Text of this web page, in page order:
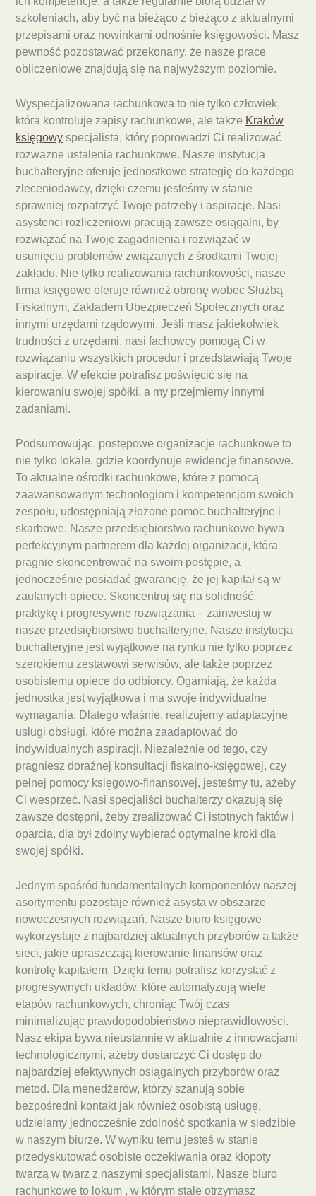
szkoleniach, aby być na bieżąco z bieżąco z aktualnymi
przepisami oraz nowinkami odnośnie księgowości. Masz
pewność pozostawać przekonany, że nasze prace
obliczeniowe znajdują się na najwyższym poziomie.
Wyspecjalizowana rachunkowa to nie tylko człowiek,
która kontroluje zapisy rachunkowe, ale także Kraków
księgowy specjalista, który poprowadzi Ci realizować
rozważne ustalenia rachunkowe. Nasze instytucja
buchalteryjne oferuje jednostkowe strategię do każdego
zleceniodawcy, dzięki czemu jesteśmy w stanie
sprawniej rozpatrzyć Twoje potrzeby i aspiracje. Nasi
asystenci rozliczeniowi pracują zawsze osiągalni, by
rozwiązać na Twoje zagadnienia i rozwiązać w
usunięciu problemów związanych z środkami Twojej
zakładu. Nie tylko realizowania rachunkowości, nasze
firma księgowe oferuje również obronę wobec Służbą
Fiskalnym, Zakładem Ubezpieczeń Społecznych oraz
innymi urzędami rządowymi. Jeśli masz jakiekolwiek
trudności z urzędami, nasi fachowcy pomogą Ci w
rozwiązaniu wszystkich procedur i przedstawiają Twoje
aspiracje. W efekcie potrafisz poświęcić się na
kierowaniu swojej spółki, a my przejmiemy innymi
zadaniami.
Podsumowując, postępowe organizacje rachunkowe to
nie tylko lokale, gdzie koordynuje ewidencję finansowe.
To aktualne ośrodki rachunkowe, które z pomocą
zaawansowanym technologiom i kompetencjom swoich
zespołu, udostępniają złożone pomoc buchalteryjne i
skarbowe. Nasze przedsiębiorstwo rachunkowe bywa
perfekcyjnym partnerem dla każdej organizacji, która
pragnie skoncentrować na swoim postępie, a
jednocześnie posiadać gwarancję, że jej kapitał są w
zaufanych opiece. Skoncentruj się na solidność,
praktykę i progresywne rozwiązania – zainwestuj w
nasze przedsiębiorstwo buchalteryjne. Nasze instytucja
buchalteryjne jest wyjątkowe na rynku nie tylko poprzez
szerokiemu zestawowi serwisów, ale także poprzez
osobistemu opiece do odbiorcy. Ogarniają, że każda
jednostka jest wyjątkowa i ma swoje indywidualne
wymagania. Dlatego właśnie, realizujemy adaptacyjne
usługi obsługi, które można zaadaptować do
indywidualnych aspiracji. Niezależnie od tego, czy
pragniesz doraźnej konsultacji fiskalno-księgowej, czy
pełnej pomocy księgowo-finansowej, jesteśmy tu, ażeby
Ci wesprzeć. Nasi specjaliści buchalterzy okazują się
zawsze dostępni, żeby zrealizować Ci istotnych faktów i
oparcia, dla był zdolny wybierać optymalne kroki dla
swojej spółki.
Jednym spośród fundamentalnych komponentów naszej
asortymentu pozostaje również asysta w obszarze
nowoczesnych rozwiązań. Nasze biuro księgowe
wykorzystuje z najbardziej aktualnych przyborów a także
sieci, jakie upraszczają kierowanie finansów oraz
kontrolę kapitałem. Dzięki temu potrafisz korzystać z
progresywnych układów, które automatyzują wiele
etapów rachunkowych, chroniąc Twój czas
minimalizując prawdopodobieństwo nieprawidłowości.
Nasz ekipa bywa nieustannie w aktualnie z innowacjami
technologicznymi, ażeby dostarczyć Ci dostęp do
najbardziej efektywnych osiągalnych przyborów oraz
metod. Dla menedżerów, którzy szanują sobie
bezpośredni kontakt jak również osobistą usługę,
udzielamy jednocześnie zdolność spotkania w siedzibie
w naszym biurze. W wyniku temu jesteś w stanie
przedyskutować osobiste oczekiwania oraz kłopoty
twarzą w twarz z naszymi specjalistami. Nasze biuro
rachunkowe to lokum , w którym stale otrzymasz